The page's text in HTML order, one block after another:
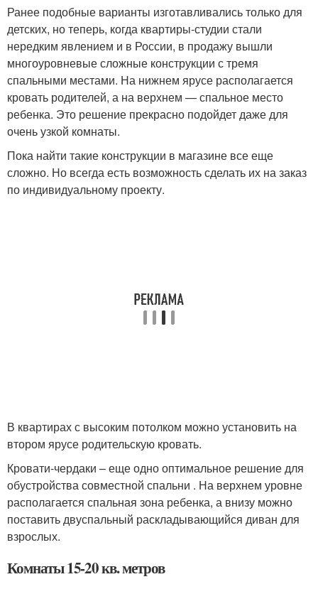
Ранее подобные варианты изготавливались только для
детских, но теперь, когда квартиры-студии стали
нередким явлением и в России, в продажу вышли
многоуровневые сложные конструкции с тремя
спальными местами. На нижнем ярусе располагается
кровать родителей, а на верхнем — спальное место
ребенка. Это решение прекрасно подойдет даже для
очень узкой комнаты.
Пока найти такие конструкции в магазине все еще
сложно. Но всегда есть возможность сделать их на заказ
по индивидуальному проекту.
В квартирах с высоким потолком можно установить на
втором ярусе родительскую кровать.
Кровати-чердаки – еще одно оптимальное решение для
обустройства совместной спальни . На верхнем уровне
располагается спальная зона ребенка, а внизу можно
поставить двуспальный раскладывающийся диван для
взрослых.
Комнаты 15-20 кв. метров